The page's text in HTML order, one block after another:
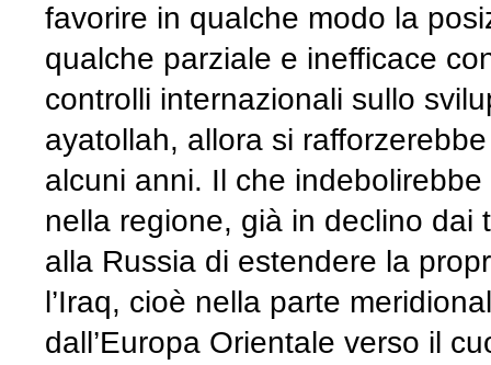
favorire in qualche modo la
qualche parziale e inefficace
controlli internazionali sullo
ayatollah, allora si
alcuni anni. Il che
nella regione, già in declino dai
alla Russia di estendere la
l’Iraq, cioè nella parte
dall’Europa Orientale verso il